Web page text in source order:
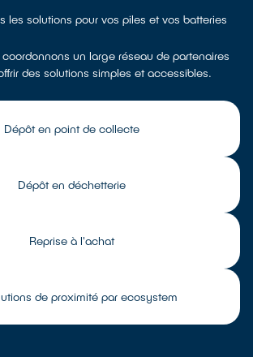
les solutions pour vos piles et vos batteries
un large réseau de partenaires
des solutions simples et accessibles.
Dépôt en point de collecte
Dépôt en déchetterie
Reprise à l'achat
de proximité par ecosystem